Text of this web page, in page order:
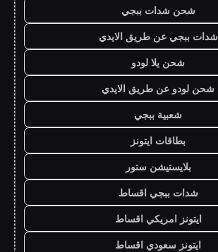
شحن شدات ببجي
شدات ببجي عن طريق الايدي
شحن يلا لودو
شحن لودو عن طريق الايدي
شعبية ببجي
بطاقات ايتونز
بلايستيشن ستور
شدات ببجي اقساط
ايتونز امريكي اقساط
ايتونز سعودي اقساط